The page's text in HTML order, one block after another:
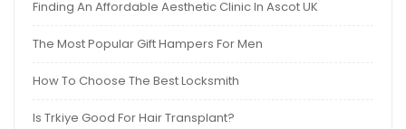
Finding An Affordable Aesthetic Clinic In Ascot UK
The Most Popular Gift Hampers For Men
How To Choose The Best Locksmith
Is Trkiye Good For Hair Transplant?